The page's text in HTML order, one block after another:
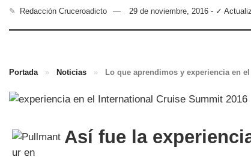
✎ Redacción Cruceroadicto 29 de noviembre, 2016 - ✓
Portada » Noticias » Lo que aprendimos y experiencia en
Así fue la